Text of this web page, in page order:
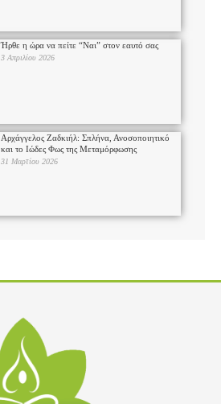
Ήρθε η ώρα να πείτε “Ναι” στον εαυτό σας
3 Απριλίου 2026
Αρχάγγελος Ζαδκιήλ: Σπλήνα, Ανοσοποιητικό
και το Ιώδες Φως της Μεταμόρφωσης
31 Μαρτίου 2026